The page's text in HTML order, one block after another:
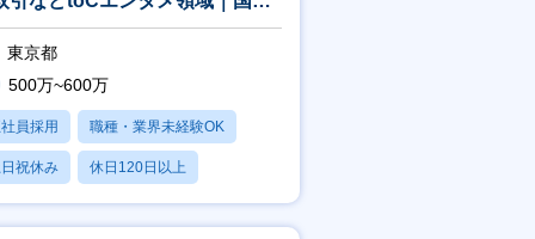
海外市場向けの商品企画・マー
東京都
500万~600万
員採用 職種・業界未経験OK
祝休み 休日120日以上
・育休あり